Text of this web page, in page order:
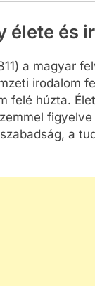
élete és
a magyar
irodalom
felé húzta.
a